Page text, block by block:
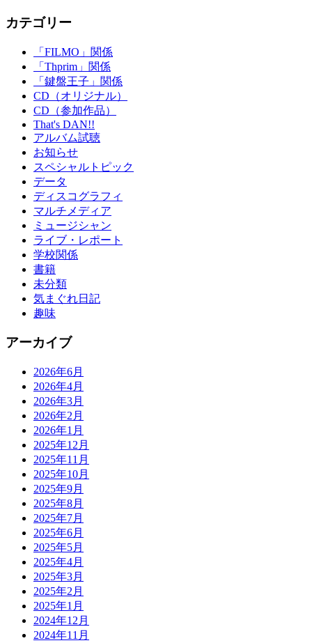
カテゴリー
「FILMO」関係
「Thprim」関係
「鍵盤王子」関係
CD（オリジナル）
CD（参加作品）
That's DAN!!
アルバム試聴
お知らせ
スペシャルトピック
データ
ディスコグラフィ
マルチメディア
ミュージシャン
ライブ・レポート
学校関係
書籍
未分類
気まぐれ日記
趣味
アーカイブ
2026年6月
2026年4月
2026年3月
2026年2月
2026年1月
2025年12月
2025年11月
2025年10月
2025年9月
2025年8月
2025年7月
2025年6月
2025年5月
2025年4月
2025年3月
2025年2月
2025年1月
2024年12月
2024年11月